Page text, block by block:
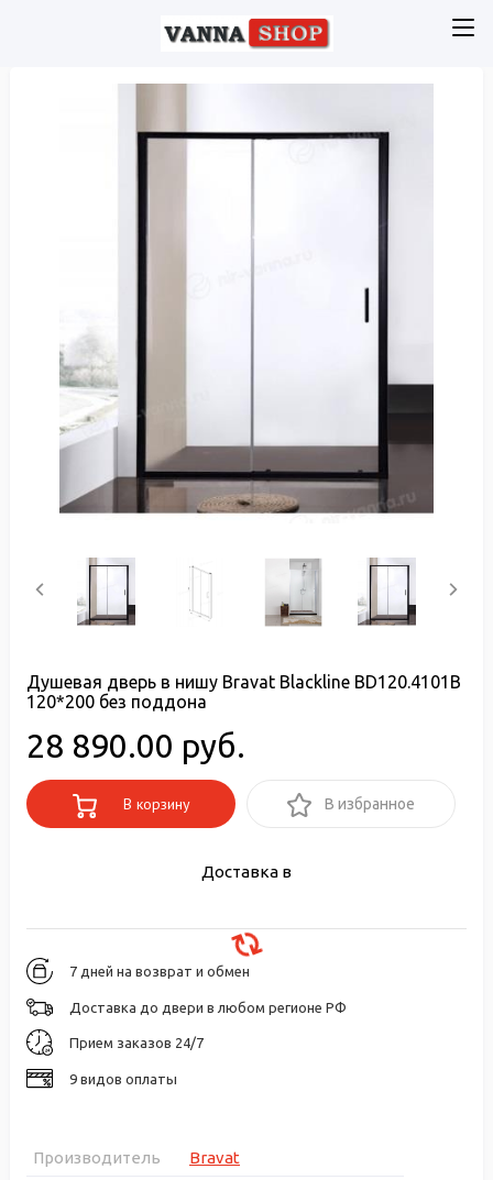
Душевая дверь в нишу Bravat Blackline BD120.4101B
120*200 без поддона
28 890.00 руб.
В корзину В избранное
Доставка в
7 дней на возврат и обмен
Доставка до двери в любом регионе РФ
Прием заказов 24/7
9 видов оплаты
Производитель
Bravat